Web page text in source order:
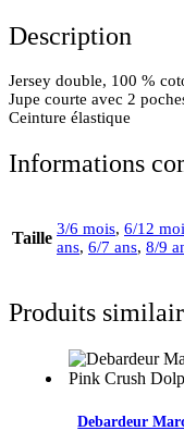
Description
Jersey double, 100 %
Jupe courte avec 2
Ceinture élastique
Informations
Taille 3/6 mois, 6/12
ans, 6/7 ans, 8/9
Produits
Debardeur